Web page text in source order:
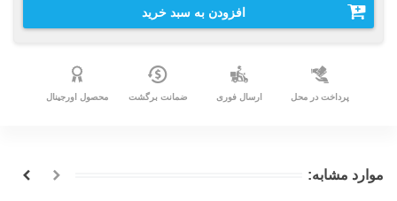
افزودن به سبد خرید
پرداخت در محل ارسال فوری ضمانت برگشت محصول اورجینال
موارد مشابه: